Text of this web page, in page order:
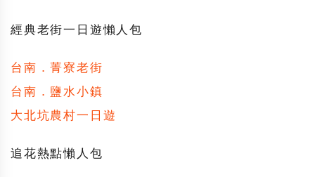
經典老街一日遊懶人包
台南．菁寮老街
台南．鹽水小鎮
大北坑農村一日遊
追花熱點懶人包